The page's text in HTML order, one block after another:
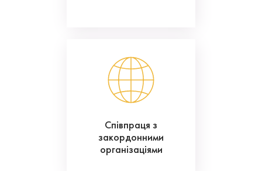
Співпраця з
закордонними
організаціями